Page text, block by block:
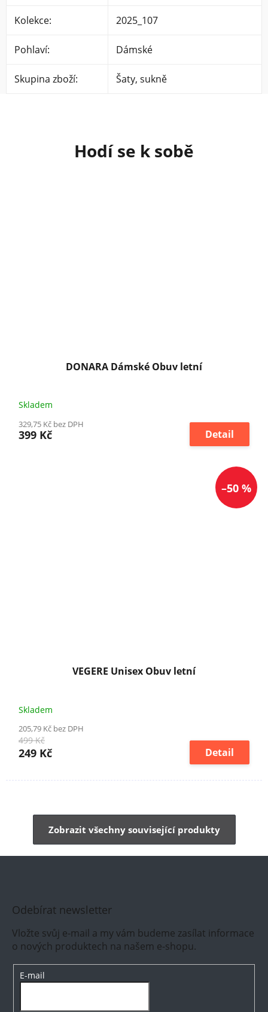
DONARA Dámské Obuv letní
Skladem
329,75 Kč bez DPH
399 Kč Detail
–50 %
VEGERE Unisex Obuv letní
Skladem
205,79 Kč bez DPH
499 Kč
249 Kč Detail
Zobrazit všechny související produkty
Kolekce: 2025_107
Pohlaví: Dámské
Skupina zboží: Šaty, sukně
Odebírat newsletter
Vložte svůj e-mail a my vám budeme zasílat informace
o nových produktech na našem e-shopu.
E-mail